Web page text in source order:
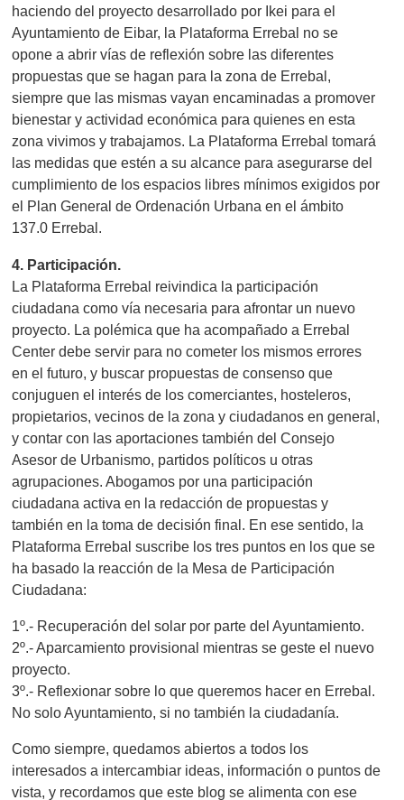
haciendo del proyecto desarrollado por Ikei para el
Ayuntamiento de Eibar, la Plataforma Errebal no se
opone a abrir vías de reflexión sobre las diferentes
propuestas que se hagan para la zona de Errebal,
siempre que las mismas vayan encaminadas a promover
bienestar y actividad económica para quienes en esta
zona vivimos y trabajamos. La Plataforma Errebal tomará
las medidas que estén a su alcance para asegurarse del
cumplimiento de los espacios libres mínimos exigidos por
el Plan General de Ordenación Urbana en el ámbito
137.0 Errebal.
4. Participación.
La Plataforma Errebal reivindica la participación
ciudadana como vía necesaria para afrontar un nuevo
proyecto. La polémica que ha acompañado a Errebal
Center debe servir para no cometer los mismos errores
en el futuro, y buscar propuestas de consenso que
conjuguen el interés de los comerciantes, hosteleros,
propietarios, vecinos de la zona y ciudadanos en general,
y contar con las aportaciones también del Consejo
Asesor de Urbanismo, partidos políticos u otras
agrupaciones. Abogamos por una participación
ciudadana activa en la redacción de propuestas y
también en la toma de decisión final. En ese sentido, la
Plataforma Errebal suscribe los tres puntos en los que se
ha basado la reacción de la Mesa de Participación
Ciudadana:
1º.- Recuperación del solar por parte del Ayuntamiento.
2º.- Aparcamiento provisional mientras se geste el nuevo
proyecto.
3º.- Reflexionar sobre lo que queremos hacer en Errebal.
No solo Ayuntamiento, si no también la ciudadanía.
Como siempre, quedamos abiertos a todos los
interesados a intercambiar ideas, información o puntos de
vista, y recordamos que este blog se alimenta con ese